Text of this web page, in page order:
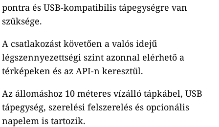
pontra és USB-kompatibilis tápegységre van
szüksége.
A csatlakozást követően a valós idejű
légszennyezettségi szint azonnal elérhető a
térképeken és az API-n keresztül.
Az állomáshoz 10 méteres vízálló tápkábel, USB
tápegység, szerelési felszerelés és opcionális
napelem is tartozik.